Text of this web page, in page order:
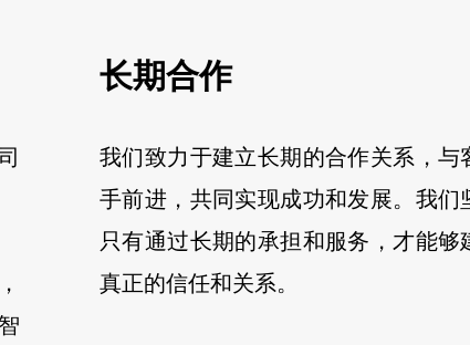
长期合作
我们致力于建立长期的合作关系，与
手前进，共同实现成功和发展。我们
只有通过长期的承担和服务，才能够
真正的信任和关系。